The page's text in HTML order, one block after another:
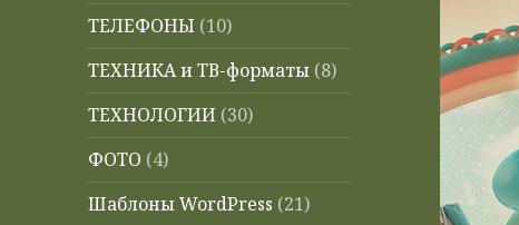
ТЕЛЕФОНЫ (10)
ТЕХНИКА и ТВ-форматы (8)
ТЕХНОЛОГИИ (30)
ФОТО (4)
Шаблоны WordPress (21)